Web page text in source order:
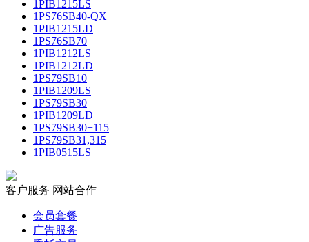
1PIB1215LS
1PS76SB40-QX
1PIB1215LD
1PS76SB70
1PIB1212LS
1PIB1212LD
1PS79SB10
1PIB1209LS
1PS79SB30
1PIB1209LD
1PS79SB30+115
1PS79SB31,315
1PIB0515LS
客户服务 网站合作
会员套餐
广告服务